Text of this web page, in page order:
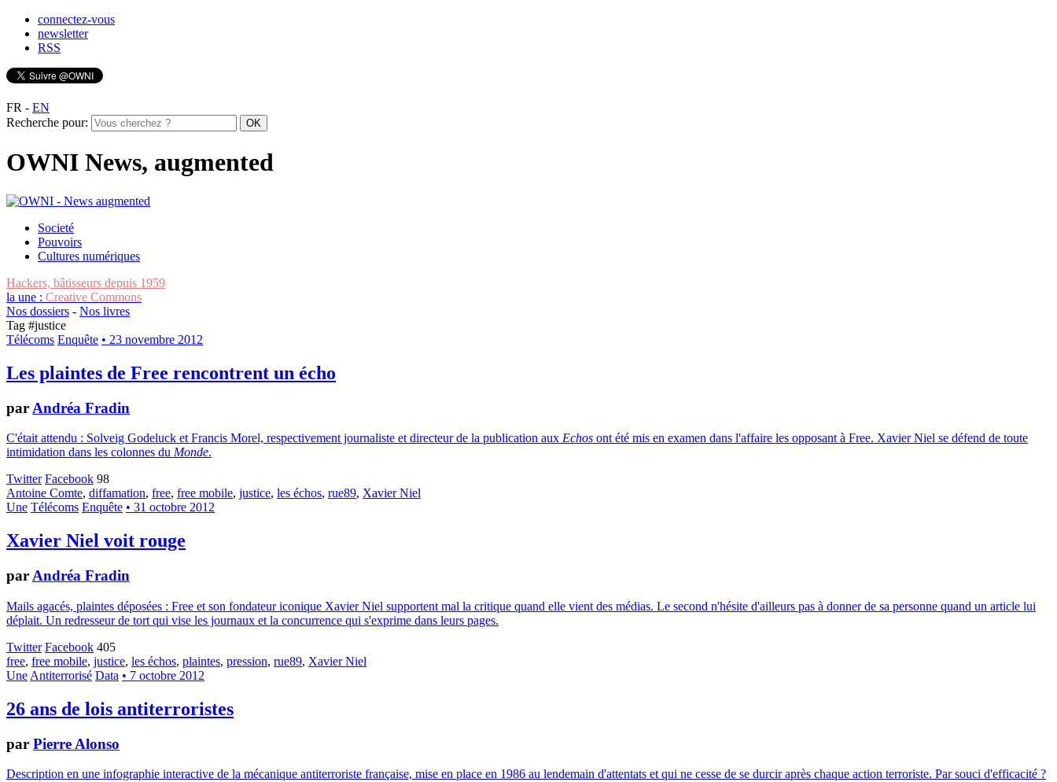
connectez-vous
newsletter
RSS
FR - EN
Recherche pour:
OWNI News, augmented
Societé
Pouvoirs
Cultures numériques
Hackers, bâtisseurs depuis 1959
la une : Creative Commons
Nos dossiers - Nos livres
Tag #justice
Télécoms Enquête • 23 novembre 2012
Les plaintes de Free rencontrent un écho
par Andréa Fradin
C'était attendu : Solveig Godeluck et Francis Morel, respectivement journaliste et directeur de la publication aux Echos ont été mis en examen dans l'affaire les opposant à Free. Xavier Niel se défend de toute
intimidation dans les colonnes du Monde.
Twitter Facebook 98
Antoine Comte, diffamation, free, free mobile, justice, les échos, rue89, Xavier Niel
Une Télécoms Enquête • 31 octobre 2012
Xavier Niel voit rouge
parAndréa Fradin
Mails agacés, plaintes déposées : Free et son fondateur iconique Xavier Niel supportent mal la critique quand elle vient des médias. Le second n'hésite d'ailleurs pas à donner de sa personne quand un article lui
déplait. Un redresseur de tort qui vise les journaux et la concurrence qui s'exprime dans leurs pages.
Twitter Facebook 405
free, free mobile, justice, les échos, plaintes, pression, rue89, Xavier Niel
Une Antiterrorisé Data • 7 octobre 2012
26 ans de lois antiterroristes
par Pierre Alonso
Description en une infographie interactive de la mécanique antiterroriste française, mise en place en 1986 au lendemain d'attentats et qui ne cesse de se durcir après chaque action terroriste. Par souci d'efficacité ?